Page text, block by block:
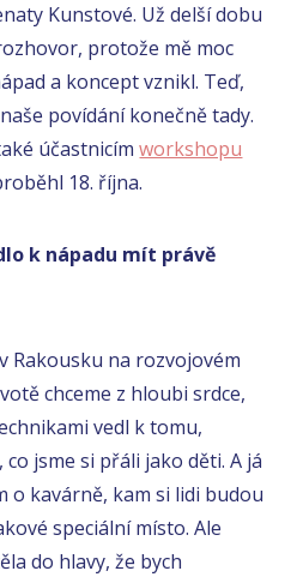
Kunstové. Už delší dobu
protože mě moc
a koncept vznikl. Teď,
povídání konečně tady.
účastnicímworkshopu
18. října.
k nápadu mít právě
Rakousku na rozvojovém
chceme z hloubi srdce,
vedl k tomu,
jsme si přáli jako děti. A já
o kavárně, kam si lidi budou
speciální místo. Ale
do hlavy, že bych